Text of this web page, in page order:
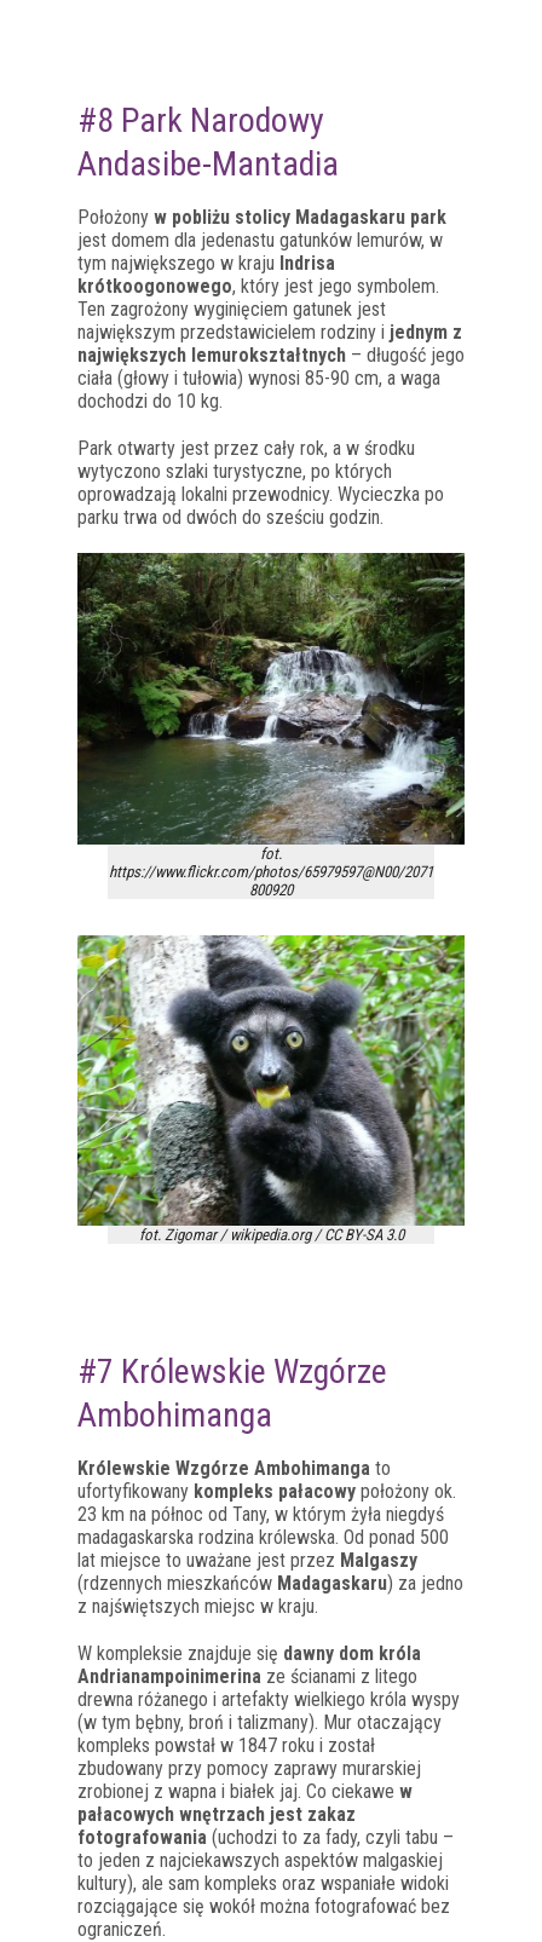
#8 Park Narodowy
Andasibe-Mantadia
Położony w pobliżu stolicy Madagaskaru park
jest domem dla jedenastu gatunków lemurów, w
tym największego w kraju Indrisa
krótkoogonowego, który jest jego symbolem.
Ten zagrożony wyginięciem gatunek jest
największym przedstawicielem rodziny i jednym z
największych lemurokształtnych – długość jego
ciała (głowy i tułowia) wynosi 85-90 cm, a waga
dochodzi do 10 kg.
Park otwarty jest przez cały rok, a w środku
wytyczono szlaki turystyczne, po których
oprowadzają lokalni przewodnicy. Wycieczka po
parku trwa od dwóch do sześciu godzin.
fot.
https://www.flickr.com/photos/65979597@N00/2071
800920
fot. Zigomar / wikipedia.org / CC BY-SA 3.0
#7 Królewskie Wzgórze
Ambohimanga
Królewskie Wzgórze Ambohimanga to
ufortyfikowany kompleks pałacowy położony ok.
23 km na północ od Tany, w którym żyła niegdyś
madagaskarska rodzina królewska. Od ponad 500
lat miejsce to uważane jest przez Malgaszy
(rdzennych mieszkańców Madagaskaru) za jedno
z najświętszych miejsc w kraju.
W kompleksie znajduje się dawny dom króla
Andrianampoinimerina ze ścianami z litego
drewna różanego i artefakty wielkiego króla wyspy
(w tym bębny, broń i talizmany). Mur otaczający
kompleks powstał w 1847 roku i został
zbudowany przy pomocy zaprawy murarskiej
zrobionej z wapna i białek jaj. Co ciekawe w
pałacowych wnętrzach jest zakaz
fotografowania (uchodzi to za fady, czyli tabu –
to jeden z najciekawszych aspektów malgaskiej
kultury), ale sam kompleks oraz wspaniałe widoki
rozciągające się wokół można fotografować bez
ograniczeń.